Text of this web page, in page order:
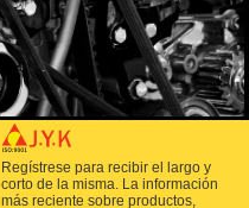
Regístrese para recibir el largo y
corto de la misma. La información
más reciente sobre productos,